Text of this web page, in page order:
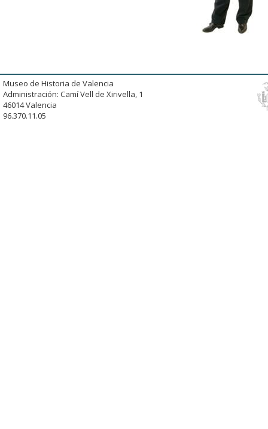
Museo de Historia de Valencia
Administración: Camí Vell de Xirivella, 1
46014 Valencia
96.370.11.05